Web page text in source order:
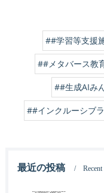
##学習等支援
##メタバース教
##生成AIみ
##インクルーシブ
最近の投稿 Recent